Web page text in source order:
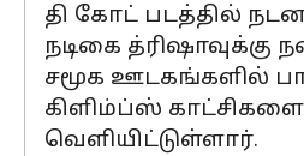
தி கோட் படத்தில்
நடிகை த்ரிஷாவுக்கு
சமூக ஊடகங்களில்
கிளிம்ப்ஸ் காட்சிகளை
வெளியிட்டுள்ளார்.